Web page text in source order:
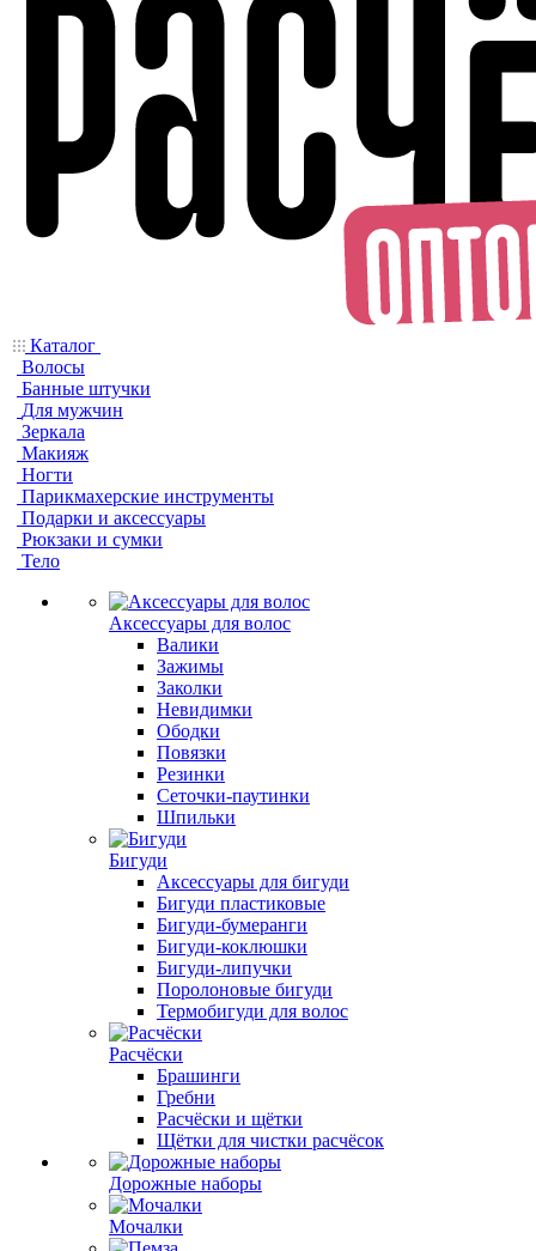
Каталог
Волосы
Банные штучки
Для мужчин
Зеркала
Макияж
Ногти
Парикмахерские инструменты
Подарки и аксессуары
Рюкзаки и сумки
Тело
Аксессуары для волос
Валики
Зажимы
Заколки
Невидимки
Ободки
Повязки
Резинки
Сеточки-паутинки
Шпильки
Бигуди
Аксессуары для бигуди
Бигуди пластиковые
Бигуди-бумеранги
Бигуди-коклюшки
Бигуди-липучки
Поролоновые бигуди
Термобигуди для волос
Расчёски
Брашинги
Гребни
Расчёски и щётки
Щётки для чистки расчёсок
Дорожные наборы
Мочалки